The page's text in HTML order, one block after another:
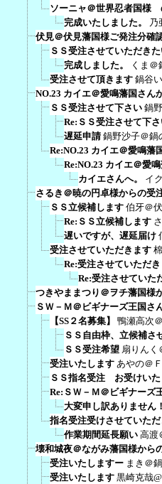
ソーニャ＠世界忍者国様
完成いたしました。
乃
伏見＠伏見藩国様ご発注分確
ＳＳ受注させていただき
完成しました。
くま＠
受注させて頂きます 鍋谷
NO.23 カイエ＠愛鳴藩国さん
ＳＳ受注させて下さい 鍋
Re:ＳＳ受注させて下
遅延申請 鍋野沙子＠鍋
Re:NO.23 カイエ＠愛鳴藩
Re:NO.23 カイエ＠愛
カイエさんへ。
イ
さるき＠暁の円卓様からの受
ＳＳ立候補します 伯牙＠
Re:ＳＳ立候補します
遅いですが、遅延届け
受注させていただきます
Re:受注させていただ
Re:受注させていた
つきやままつり＠ヲチ藩国様
ＳＷ－Ｍ＠ビギナーズ王国さ
【SS２名募集】
鴨瀬高次
ＳＳ自由枠、立候補さ
ＳＳ受注希望 扇りんく
受注いたします あやの＠
ＳＳ指名受注 お受けいた
Re:ＳＷ－Ｍ＠ビギナーズ
大変申し訳ありません！
指名受注受けさせていた
作業期間延長願い 高渡
壊和城夜＠ながみ藩国様から
受注いたしますー まき＠
受注いたします 黒崎克哉